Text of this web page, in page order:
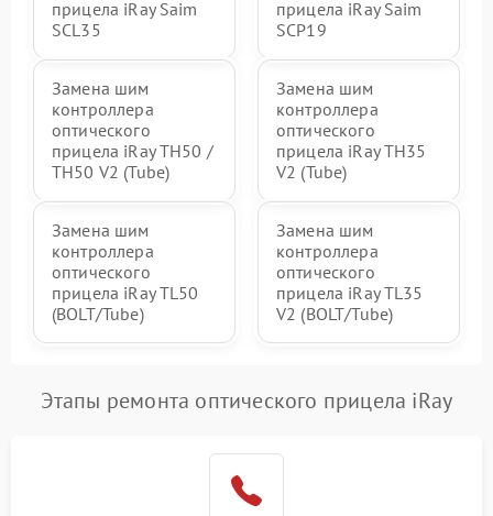
прицела iRay Saim
SCL35
прицела iRay Saim
SCP19
Замена шим
контроллера
оптического
прицела iRay TH50 /
TH50 V2 (Tube)
Замена шим
контроллера
оптического
прицела iRay TH35
V2 (Tube)
Замена шим
контроллера
оптического
прицела iRay TL50
(BOLT/Tube)
Замена шим
контроллера
оптического
прицела iRay TL35
V2 (BOLT/Tube)
Этапы ремонта оптического прицела iRay